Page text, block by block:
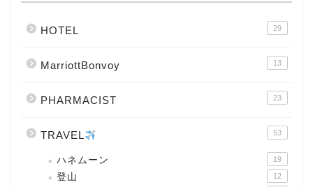
HOTEL 29
MarriottBonvoy 13
PHARMACIST 23
TRAVEL 53
ハネムーン 19
登山 12